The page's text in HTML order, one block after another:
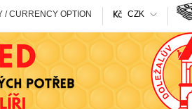
/ CURRENCY OPTION CZK